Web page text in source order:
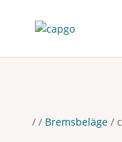
/ / Bremsbeläge/